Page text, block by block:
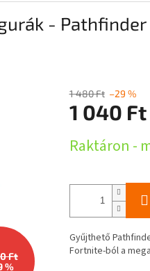
- Pathfinder
Ft
%
1 480 Ft –29 %
1 040 Ft
Raktáron -
Gyűjthető
Fortnite-ból a